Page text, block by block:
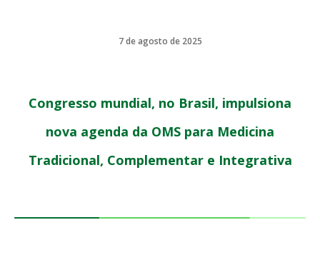
7 de agosto de 2025
Congresso mundial, no Brasil, impulsiona
nova agenda da OMS para Medicina
Tradicional, Complementar e Integrativa